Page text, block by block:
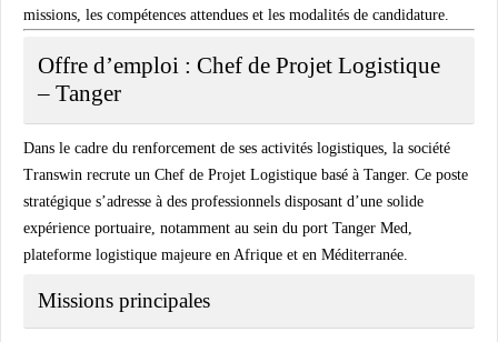
missions, les compétences attendues et les modalités de candidature.
Offre d’emploi : Chef de Projet Logistique
– Tanger
Dans le cadre du renforcement de ses activités logistiques, la société
Transwin recrute un Chef de Projet Logistique basé à Tanger. Ce poste
stratégique s’adresse à des professionnels disposant d’une solide
expérience portuaire, notamment au sein du port Tanger Med,
plateforme logistique majeure en Afrique et en Méditerranée.
Missions principales